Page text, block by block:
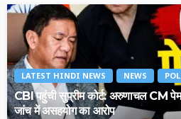
LATEST HINDI NEWS NEWS
CBI पहुंची सुप्रीम कोर्ट: अरुणाचल CM
जांच में असहयोग का आरोप